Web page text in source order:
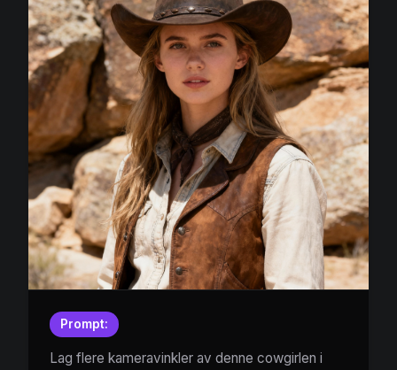
Prompt:
Lag flere kameravinkler av denne cowgirlen i